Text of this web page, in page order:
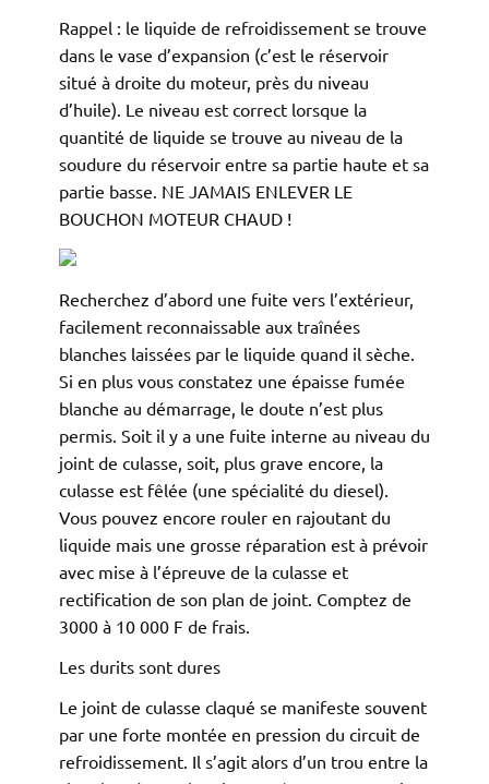
Rappel : le liquide de refroidissement se trouve
dans le vase d’expansion (c’est le réservoir
situé à droite du moteur, près du niveau
d’huile). Le niveau est correct lorsque la
quantité de liquide se trouve au niveau de la
soudure du réservoir entre sa partie haute et sa
partie basse. NE JAMAIS ENLEVER LE
BOUCHON MOTEUR CHAUD !
Recherchez d’abord une fuite vers l’extérieur,
facilement reconnaissable aux traînées
blanches laissées par le liquide quand il sèche.
Si en plus vous constatez une épaisse fumée
blanche au démarrage, le doute n’est plus
permis. Soit il y a une fuite interne au niveau du
joint de culasse, soit, plus grave encore, la
culasse est fêlée (une spécialité du diesel).
Vous pouvez encore rouler en rajoutant du
liquide mais une grosse réparation est à prévoir
avec mise à l’épreuve de la culasse et
rectification de son plan de joint. Comptez de
3000 à 10 000 F de frais.
Les durits sont dures
Le joint de culasse claqué se manifeste souvent
par une forte montée en pression du circuit de
refroidissement. Il s’agit alors d’un trou entre la